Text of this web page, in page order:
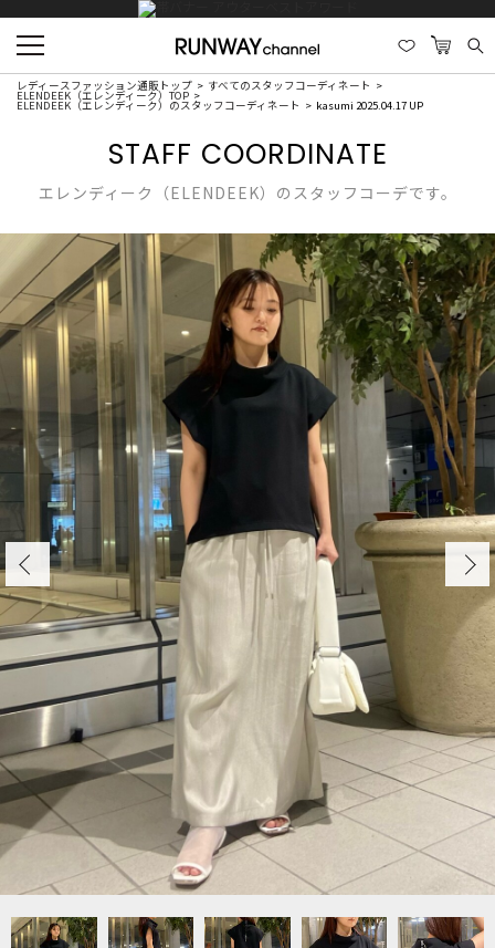
レディースファッション通販トップ すべてのスタッフコーディネート
ELENDEEK（エレンディーク）TOP
ELENDEEK（エレンディーク）のスタッフコーディネート kasumi 2025.04.17 UP
STAFF COORDINATE
エレンディーク（ELENDEEK）のスタッフコーデです。